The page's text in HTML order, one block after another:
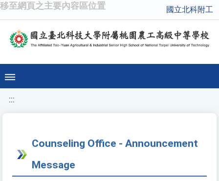
移至網頁之主要內容區位置 國立北科附工
:::
Counseling Office - Announcement
Message